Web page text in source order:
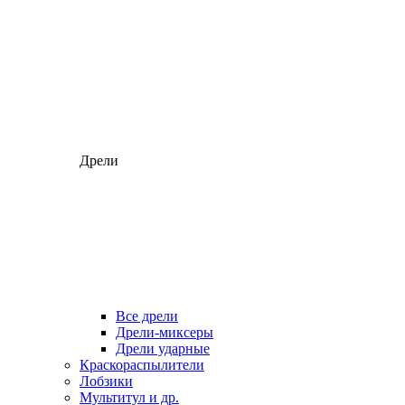
Дрели
Все дрели
Дрели-миксеры
Дрели ударные
Краскораспылители
Лобзики
Мультитул и др.